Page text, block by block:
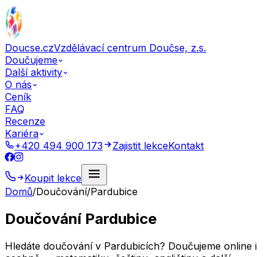
Doucse.czVzdělávací centrum Doučse, z.s.
Doučujeme
Další aktivity
O nás
Ceník
FAQ
Recenze
Kariéra
+420 494 900 173
Zajistit lekceKontakt
Koupit lekce
Domů/Doučování/Pardubice
Doučování Pardubice
Hledáte doučování v Pardubicích? Doučujeme online i